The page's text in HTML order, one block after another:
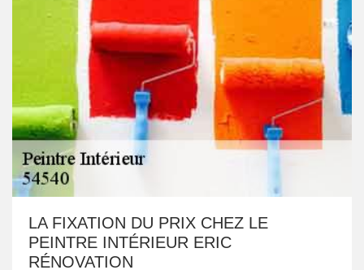
LA FIXATION DU PRIX CHEZ LE
PEINTRE INTÉRIEUR ERIC
RÉNOVATION